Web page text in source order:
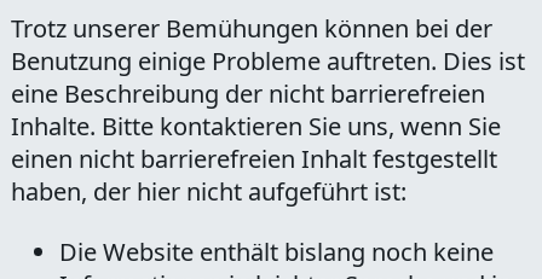
Trotz unserer Bemühungen können bei der
Benutzung einige Probleme auftreten. Dies ist
eine Beschreibung der nicht barrierefreien
Inhalte. Bitte kontaktieren Sie uns, wenn Sie
einen nicht barrierefreien Inhalt festgestellt
haben, der hier nicht aufgeführt ist:
Die Website enthält bislang noch keine